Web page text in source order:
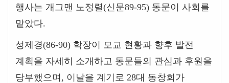
행사는 개그맨 노정렬(신문89-95) 동문이 사회를
맡았다.
성제경(86-90) 학장이 모교 현황과 향후 발전
계획을 자세히 소개하고 동문들의 관심과 후원을
당부했으며 , 이날을 계기로 28대 동창회가